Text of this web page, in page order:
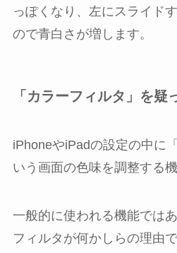
っぽくなり、左にスライド
ので青白さが増します。
「カラーフィルタ」を疑
iPhoneやiPadの設定の中に
いう画面の色味を調整する
一般的に使われる機能では
フィルタが何かしらの理由